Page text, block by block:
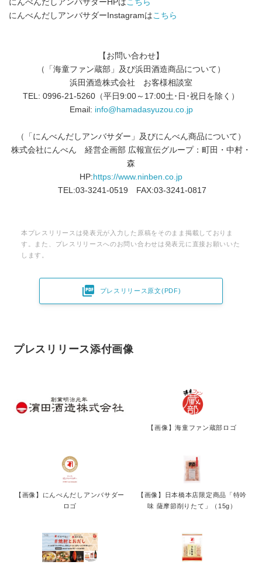
にんべんだしアンバサダーHPはこちら
にんべんだしアンバサダーInstagramはこちら
【お問い合わせ】
（「海童ファン蔵部」及び浜田酒造商品について）
浜田酒造株式会社 お客様相談室
TEL: 0996-21-5260（平日9:00～17:00土･日･祝日を除く）
Email: info@hamadasyuzou.co.jp
（「にんべんだしアンバサダー」及びにんべん商品について）
株式会社にんべん 経営企画部 広報宣伝グループ：町田・中村・
森
HP: https://www.ninben.co.jp
TEL:03-3241-0519 FAX:03-3241-0817
本プレスリリースは発表元が入力した原稿をそのまま掲載しておりま
す。また、プレスリリースへのお問い合わせは発表元に直接お願いいた
します。
 プレスリリース原文(PDF)
プレスリリース添付画像
【画像】海童ファン蔵部ロゴ
【画像】にんべんだしアンバサダー
ロゴ
【画像】日本橋本店限定商品「特吟
味 薩摩節削りたて」（15g）